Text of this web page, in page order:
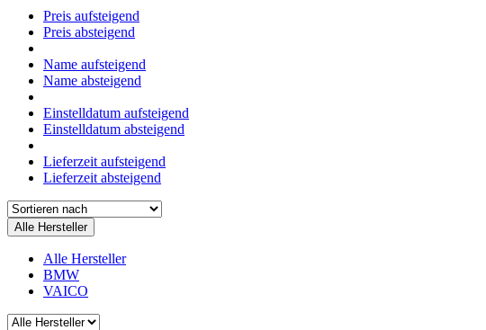
Preis aufsteigend
Preis absteigend
Name aufsteigend
Name absteigend
Einstelldatum aufsteigend
Einstelldatum absteigend
Lieferzeit aufsteigend
Lieferzeit absteigend
Alle Hersteller
Alle Hersteller
BMW
VAICO